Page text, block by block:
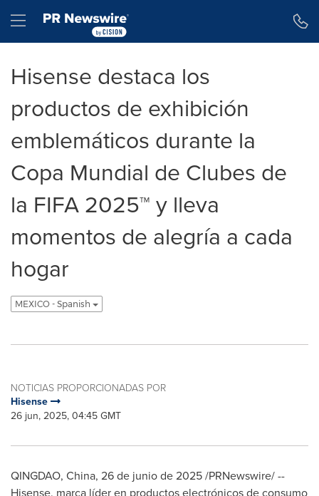
Hamburger menu
Hisense destaca los
productos de exhibición
emblemáticos durante la
Copa Mundial de Clubes de
la FIFA 2025™ y lleva
momentos de alegría a cada
hogar
MEXICO - Spanish
NOTICIAS PROPORCIONADAS POR
Hisense
26 jun, 2025, 04:45 GMT
QINGDAO, China, 26 de junio de 2025/PRNewswire/ --